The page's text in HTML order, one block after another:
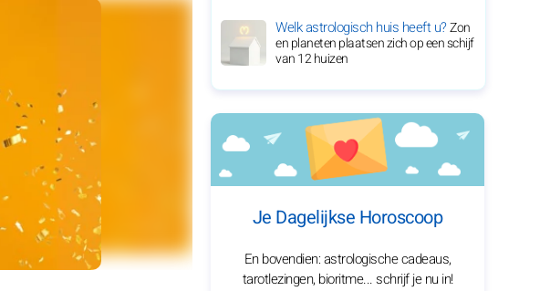
Welk astrologisch huis heeft u?Zon
en planeten plaatsen zich op een schijf
van 12 huizen
Je Dagelijkse Horoscoop
En bovendien: astrologische cadeaus,
tarotlezingen, bioritme... schrijf je nu in!